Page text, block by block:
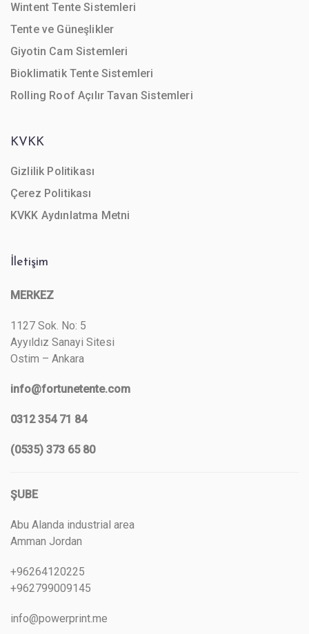
Wintent Tente Sistemleri
Tente ve Güneşlikler
Giyotin Cam Sistemleri
Bioklimatik Tente Sistemleri
Rolling Roof Açılır Tavan Sistemleri
KVKK
Gizlilik Politikası
Çerez Politikası
KVKK Aydınlatma Metni
İletişim
MERKEZ
1127 Sok. No: 5
Ayyıldız Sanayi Sitesi
Ostim – Ankara
info@fortunetente.com
0312 354 71 84
(0535) 373 65 80
ŞUBE
Abu Alanda industrial area
Amman Jordan
+96264120225
+962799009145
info@powerprint.me